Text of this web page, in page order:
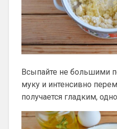
Всыпайте не большими
муку и интенсивно
получается гладким,